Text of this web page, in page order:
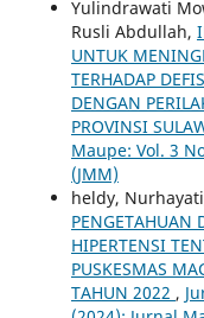
Yulindrawati
Rusli Abdullah,
UNTUK
TERHADAP
DENGAN
PROVINSI
Maupe: Vol. 3
(JMM)
heldy,
PENGETAHUAN
HIPERTENSI
PUSKESMAS
TAHUN 2022 ,